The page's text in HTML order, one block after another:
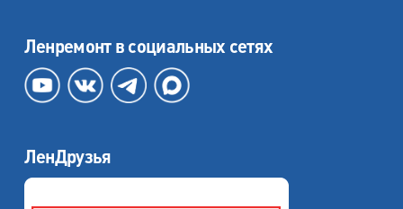
Ленремонт в социальных сетях
ЛенДрузья